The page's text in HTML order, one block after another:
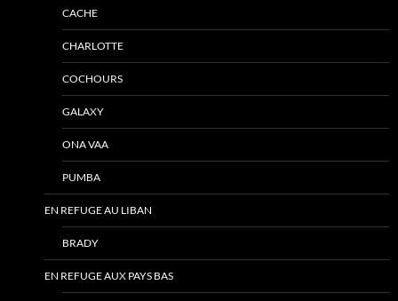
CACHE
CHARLOTTE
COCHOURS
GALAXY
ONA VAA
PUMBA
EN REFUGE AU LIBAN
BRADY
EN REFUGE AUX PAYS BAS